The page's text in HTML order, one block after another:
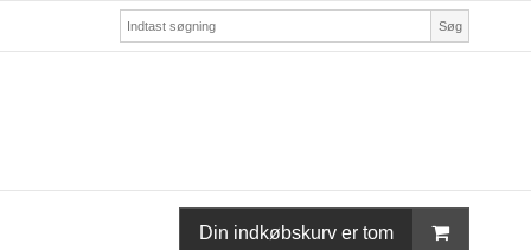
Søg
Din indkøbskurv er tom